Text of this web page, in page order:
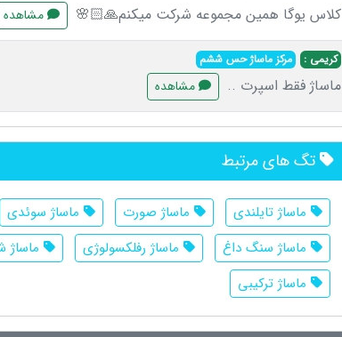
کلاس یوگا همین مجموعه شرکت میکنم🙏🏻🌸
مشاهده
کریمی : مرکز ماساژ حس ششم
ماساژ فقط اسپرت .. مشاهده
تگ های مرتبط
ماساژ تایلندی ماساژ صورت ماساژ سوئدی
ماساژ سنگ داغ
ماساژ رفلکسولوژی ماساژ
ماساژ ترکیبی